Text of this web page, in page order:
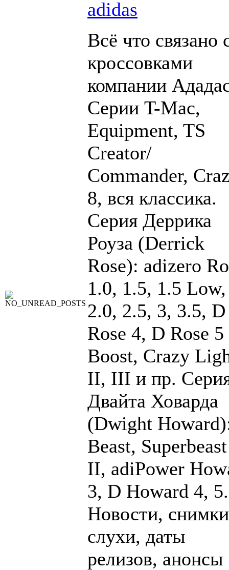
adidas
Всё что связано
кроссовками
компании
Серии T-Mac,
Equipment, TS
Creator/
Commander,
8, вся классика.
Серия Деррика
Роуза (Derrick
Rose): adizero
1.0, 1.5, 1.5 Low,
2.0, 2.5, 3, 3.5, D
Rose 4, D Rose 5
Boost, Crazy
II, III и пр.
Двайта Ховарда
(Dwight
Beast,
II, adiPower
3, D Howard 4, 5.
Новости,
слухи, даты
релизов, анонсы